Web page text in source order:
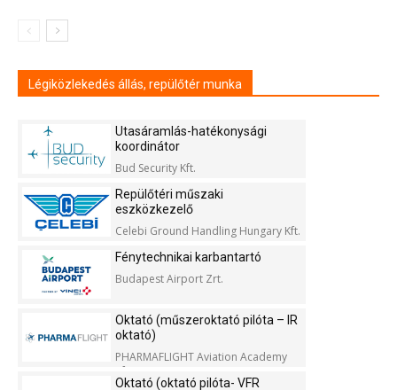
Légiközlekedés állás, repülőtér munka
Utasáramlás-hatékonysági
koordinátor
Bud Security Kft.
Repülőtéri műszaki
eszközkezelő
Celebi Ground Handling Hungary Kft.
Fénytechnikai karbantartó
Budapest Airport Zrt.
Oktató (műszeroktató pilóta – IR
oktató)
PHARMAFLIGHT Aviation Academy
Kft.
Oktató (oktató pilóta- VFR